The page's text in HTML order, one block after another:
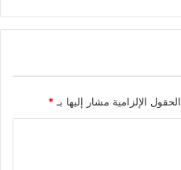
الحقول الإلزامية مشار إليها بـ*